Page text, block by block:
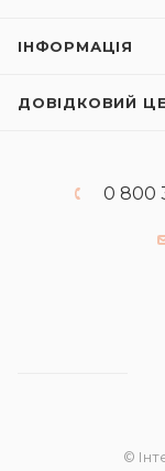
ІНФОРМАЦІЯ
ДОВІДКОВИЙ
0 800
©